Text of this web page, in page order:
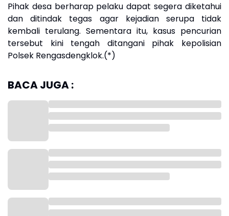
Pihak desa berharap pelaku dapat segera diketahui
dan ditindak tegas agar kejadian serupa tidak
kembali terulang. Sementara itu, kasus pencurian
tersebut kini tengah ditangani pihak kepolisian
Polsek Rengasdengklok.(*)
BACA JUGA :